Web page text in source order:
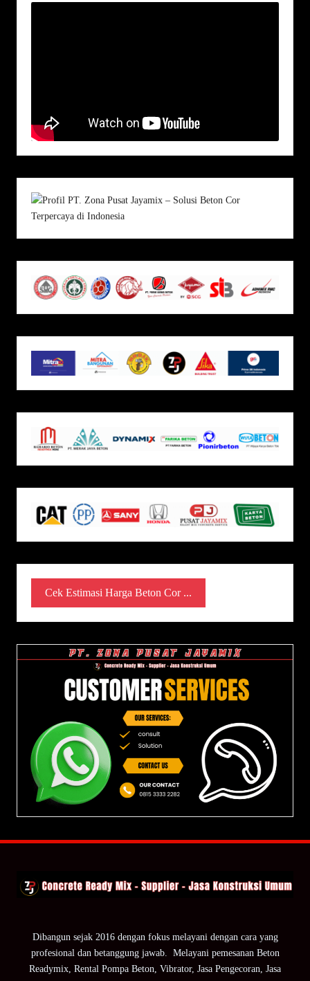
Cek Estimasi Harga Beton Cor ...
Dibangun sejak 2016 dengan fokus melayani dengan cara yang
profesional dan betanggung jawab. Melayani pemesanan Beton
Readymix, Rental Pompa Beton, Vibrator, Jasa Pengecoran, Jasa